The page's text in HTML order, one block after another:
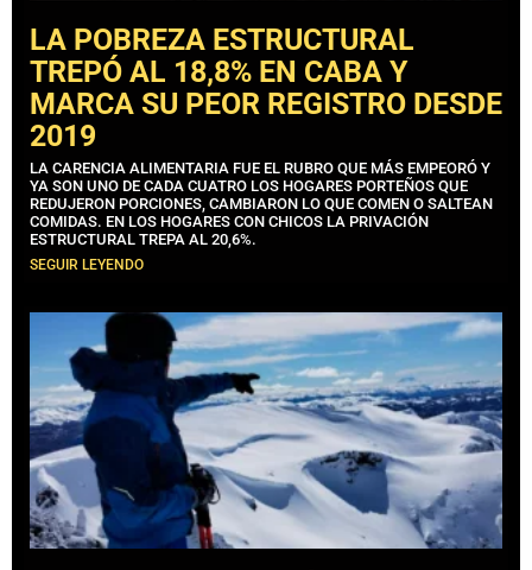
LA POBREZA ESTRUCTURAL
TREPÓ AL 18,8% EN CABA Y
MARCA SU PEOR REGISTRO DESDE
2019
LA CARENCIA ALIMENTARIA FUE EL RUBRO QUE MÁS EMPEORÓ Y
YA SON UNO DE CADA CUATRO LOS HOGARES PORTEÑOS QUE
REDUJERON PORCIONES, CAMBIARON LO QUE COMEN O SALTEAN
COMIDAS. EN LOS HOGARES CON CHICOS LA PRIVACIÓN
ESTRUCTURAL TREPA AL 20,6%.
SEGUIR LEYENDO